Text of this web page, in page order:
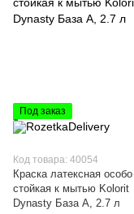
Под заказ
Код товара: 40054
Краска латексная особо
стойкая к мытью Kolorit
Dynasty База А, 2.7 л